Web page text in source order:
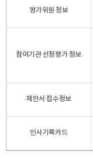
평가위원 정보
참여기관 선정평가 정보
제안서 접수정보
인사기록카드